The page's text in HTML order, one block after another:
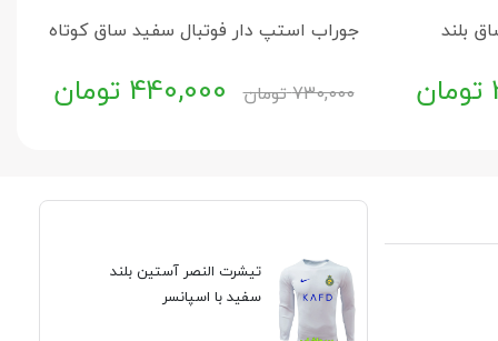
بلند
تومان
جوراب استپ دار فوتبال سفید ساق کوتاه
730,000تومان 440,000 تومان
تیشرت النصر آستین بلند
سفید با اسپانسر